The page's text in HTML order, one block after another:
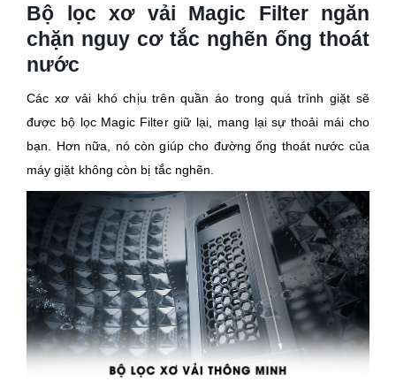
Bộ lọc xơ vải Magic Filter ngăn
chặn nguy cơ tắc nghẽn ống thoát
nước
Các xơ vải khó chịu trên quần áo trong quá trình giặt sẽ
được bộ lọc Magic Filter giữ lại, mang lại sự thoải mái cho
bạn. Hơn nữa, nó còn giúp cho đường ống thoát nước của
máy giặt không còn bị tắc nghẽn.